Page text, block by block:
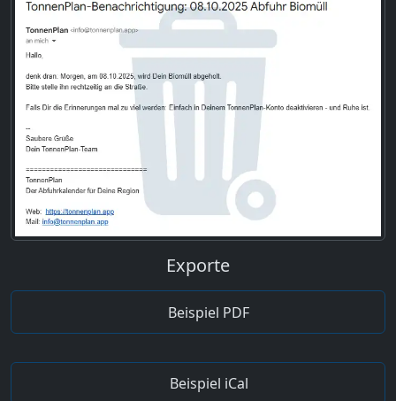
Exporte
Beispiel PDF
Beispiel iCal